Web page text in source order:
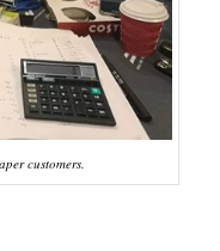
customers.